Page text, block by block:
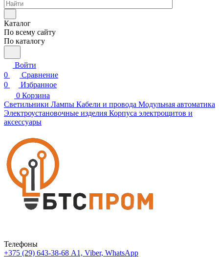
Каталог
По всему сайту
По каталогу
Войти
0
Сравнение
0
Избранное
0 Корзина
Светильники Лампы Кабели и провода Модульная автоматика
Электроустановочные изделия Корпуса электрощитов и
аксессуары
Телефоны
+375 (29) 643-38-68 А1, Viber, WhatsApp